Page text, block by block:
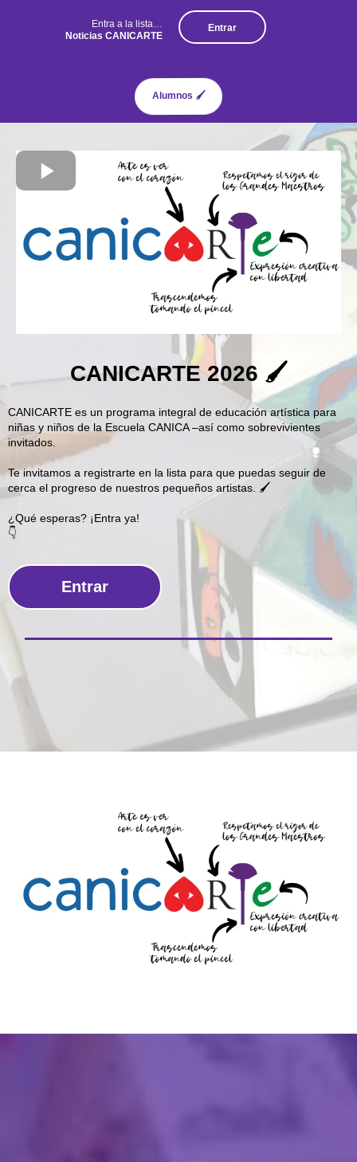
Entra a la lista…
Noticias CANICARTE
Entrar
Alumnos 🖌
CANICARTE 2026 🖌
CANICARTE es un programa integral de educación artística para
niñas y niños de la Escuela CANICA –así como sobrevivientes
invitados.
Te invitamos a registrarte en la lista para que puedas seguir de
cerca el progreso de nuestros pequeños artistas. 🖌
¿Qué esperas? ¡Entra ya!
👇
Entrar